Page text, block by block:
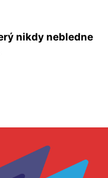
nikdy nebledne